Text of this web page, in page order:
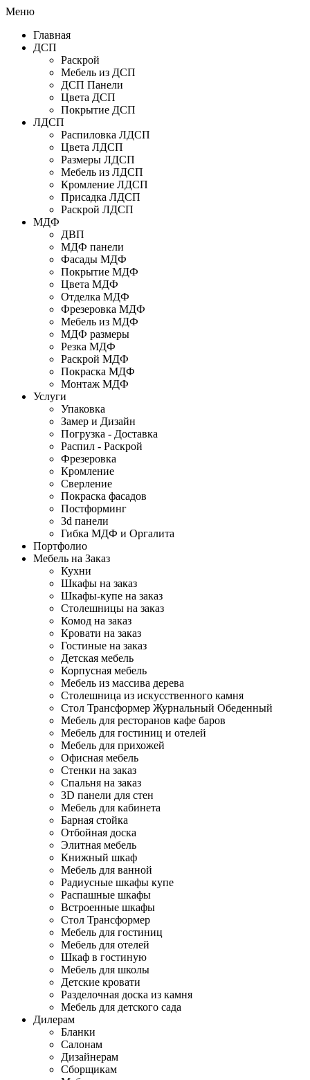
Меню
Главная
ДСП
Раскрой
Мебель из ДСП
ДСП Панели
Цвета ДСП
Покрытие ДСП
ЛДСП
Распиловка ЛДСП
Цвета ЛДСП
Размеры ЛДСП
Мебель из ЛДСП
Кромление ЛДСП
Присадка ЛДСП
Раскрой ЛДСП
МДФ
ДВП
МДФ панели
Фасады МДФ
Покрытие МДФ
Цвета МДФ
Отделка МДФ
Фрезеровка МДФ
Мебель из МДФ
МДФ размеры
Резка МДФ
Раскрой МДФ
Покраска МДФ
Монтаж МДФ
Услуги
Упаковка
Замер и Дизайн
Погрузка - Доставка
Распил - Раскрой
Фрезеровка
Кромление
Сверление
Покраска фасадов
Постформинг
3d панели
Гибка МДФ и Оргалита
Портфолио
Мебель на Заказ
Кухни
Шкафы на заказ
Шкафы-купе на заказ
Столешницы на заказ
Комод на заказ
Кровати на заказ
Гостиные на заказ
Детская мебель
Корпусная мебель
Мебель из массива дерева
Столешница из искусственного камня
Стол Трансформер Журнальный Обеденный
Мебель для ресторанов кафе баров
Мебель для гостиниц и отелей
Мебель для прихожей
Офисная мебель
Стенки на заказ
Спальня на заказ
3D панели для стен
Мебель для кабинета
Барная стойка
Отбойная доска
Элитная мебель
Книжный шкаф
Мебель для ванной
Радиусные шкафы купе
Распашные шкафы
Встроенные шкафы
Стол Трансформер
Мебель для гостиниц
Мебель для отелей
Шкаф в гостиную
Мебель для школы
Детские кровати
Разделочная доска из камня
Мебель для детского сада
Дилерам
Бланки
Салонам
Дизайнерам
Сборщикам